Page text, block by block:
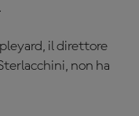
il direttore
non ha